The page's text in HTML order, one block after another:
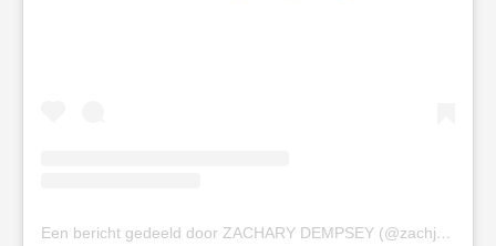
Een bericht gedeeld door ZACHARY DEMPSEY (@zachjdemps)